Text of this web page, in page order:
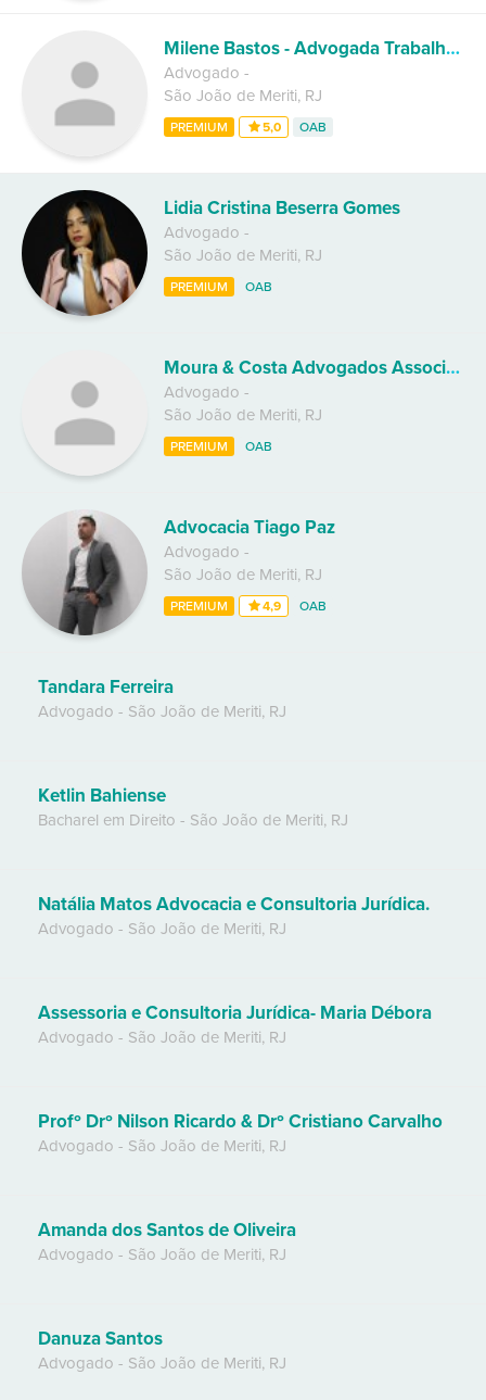
Milene Bastos - Advogada Trabalhista
Advogado -
São João de Meriti, RJ
PREMIUM 5,0 OAB
Lidia Cristina Beserra Gomes
Advogado -
São João de Meriti, RJ
PREMIUM OAB
Moura & Costa Advogados Associados
Advogado -
São João de Meriti, RJ
PREMIUM OAB
Advocacia Tiago Paz
Advogado -
São João de Meriti, RJ
PREMIUM 4,9 OAB
Tandara Ferreira
Advogado - São João de Meriti, RJ
Ketlin Bahiense
Bacharel em Direito - São João de Meriti, RJ
Natália Matos Advocacia e Consultoria Jurídica.
Advogado - São João de Meriti, RJ
Assessoria e Consultoria Jurídica- Maria Débora
Advogado - São João de Meriti, RJ
Profº Drº Nilson Ricardo & Drº Cristiano Carvalho
Advogado - São João de Meriti, RJ
Amanda dos Santos de Oliveira
Advogado - São João de Meriti, RJ
Danuza Santos
Advogado - São João de Meriti, RJ